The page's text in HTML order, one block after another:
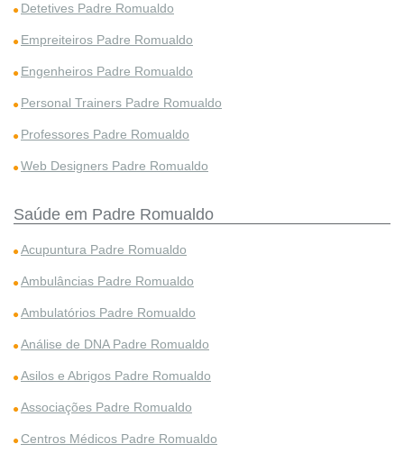
Detetives Padre Romualdo
Empreiteiros Padre Romualdo
Engenheiros Padre Romualdo
Personal Trainers Padre Romualdo
Professores Padre Romualdo
Web Designers Padre Romualdo
Saúde em Padre Romualdo
Acupuntura Padre Romualdo
Ambulâncias Padre Romualdo
Ambulatórios Padre Romualdo
Análise de DNA Padre Romualdo
Asilos e Abrigos Padre Romualdo
Associações Padre Romualdo
Centros Médicos Padre Romualdo